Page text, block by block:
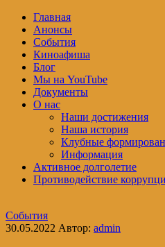
Главная
Анонсы
События
Киноафиша
Блог
Мы на YouTube
Документы
О нас
Наши достижения
Наша история
Клубные
Информация
Активное долголетие
Противодействие
События
30.05.2022 Автор: admin